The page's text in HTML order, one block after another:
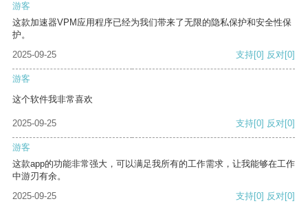
游客
这款加速器VPM应用程序已经为我们带来了无限的隐私保护和安全性保
护。
2025-09-25
支持[0] 反对[0]
游客
这个软件我非常喜欢
2025-09-25 支持[0] 反对[0]
游客
这款app的功能非常强大，可以满足我所有的工作需求，让我能够在工作
中游刃有余。
2025-09-25
支持[0] 反对[0]